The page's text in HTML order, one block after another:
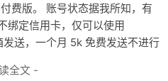
费版。 账号状态据我所知，有
绑定信用卡，仅可以使用
送，一个月 5k 免费发送不进行
全文 -